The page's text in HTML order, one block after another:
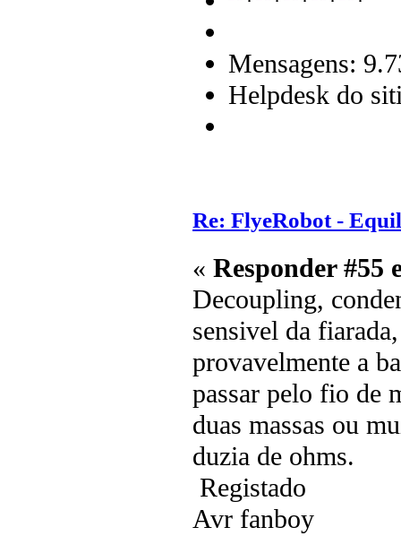
Mensagens:
Helpdesk do
Re: FlyeRobot -
« Responder #55
Decoupling,
sensivel da
provavelmente a
passar pelo fio de
duas massas ou
duzia de ohms.
Registado
Avr fanboy